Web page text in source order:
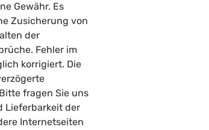
Gewähr. Es
Zusicherung von
der
Fehler im
korrigiert. Die
fragen Sie uns
Lieferbarkeit der
Internetseiten